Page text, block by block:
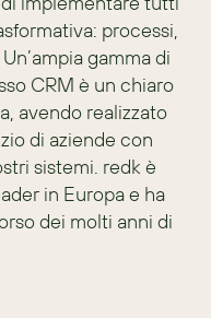
processi,
gamma di
CRM è un chiaro
avendo realizzato
di aziende con
sistemi. redk è
in Europa e ha
dei molti anni di